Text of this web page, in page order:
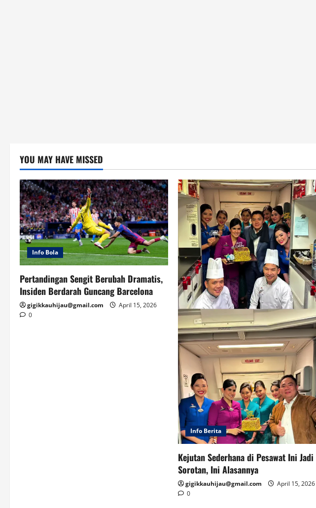
YOU MAY HAVE MISSED
Info Bola
Pertandingan Sengit Berubah Dramatis,
Insiden Berdarah Guncang Barcelona
gigikkauhijau@gmail.com
April 15, 2026
0
Info Berita
Kejutan Sederhana di Pesawat Ini Jadi
Sorotan, Ini Alasannya
gigikkauhijau@gmail.com
April 15, 2026
0